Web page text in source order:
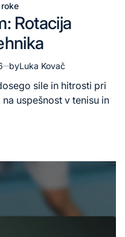
Rotacija
byLuka Kovač
sile in hitrosti pri
uspešnost v tenisu in